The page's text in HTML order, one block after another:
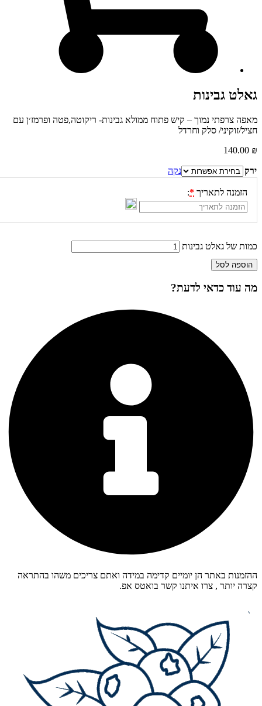
גבינות
צרפתי נמוך – קיש פתוח ממולא גבינות- ריקוטה,פטה ופרמז׳ן עם
זוקיני/ סלק וחרדל
נקה
הזמנה לתאריך*
:
של גאלט גבינות
לסל
עוד כדאי לדעת?
באתר הן יומיים קדימה במידה ואתם צריכים משהו בהתראה
יותר , צרו איתנו קשר בואטס אפ.